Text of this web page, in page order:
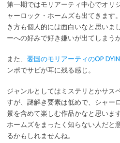
第一期ではモリアーティ中心でオリ
ャーロック・ホームズも出てきます
き方も個人的には面白いなと思いま
ーへの好みで好き嫌いが出てしまう
また、 憂国のモリアーティのOP
ンポでサビが耳に残る感じ。
ジャンルとしてはミステリとかサス
すが、謎解き要素は低めで、シャー
景を含めて楽しむ作品かなと思いま
ホームズをまったく知らない人だと
るかもしれませんね。